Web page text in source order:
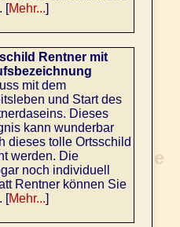
[Mehr...]
Rentner mit
mit dem
und Start des
Dieses
kann wunderbar
dieses tolle Ortsschild
werden. Die
noch individuell
Rentner können Sie
[Mehr...]